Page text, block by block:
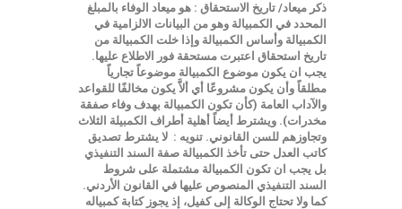
ذكر ميعاد/ تاريخ الاستحقاق : هو ميعاد الوفاء بالمبلغ
المحدد في الكمبيالة وهو من البيانات الالزامية في
الكمبيالة وأساس الكمبيالة وإذا خلت الكمبيالة من
تاريخ استحقاق اعتبرت مستحقة فور الاطلاع عليها.
يجب ان يكون موضوع الكمبيالة موضوعاً تجارياً
مطلقاً وأن يكون مشروعًا أي ألاَّ يكون مخالفًا للقواعد
والآداب العامة (كأن تكون الكمبيالة بهدف وفاء صفقة
مخدرات). ويشترط أيضاً أهلية أطراف الكمبيلة الثلاث
وتجاوزهم للسن القانوني. تنويه : لا يشترط تصديق
كاتب العدل حتى تأخذ الكمبيالة صفة السند التنفيذي
بل يجب ان تكون الكمبيالة مشتملة على شروط
السند التنفيذي المنصوص عليها في القانون الأردني.
كما ولا تحتاج الوكالة إلى كفيل، إذ يجوز كتابة كمبياله